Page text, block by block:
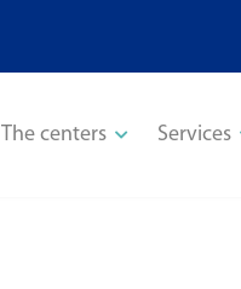
The centers Services